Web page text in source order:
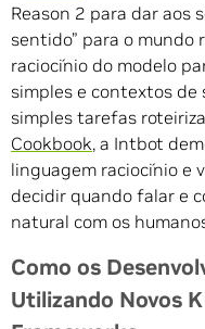
Reason 2 para dar aos
sentido” para o mundo
raciocínio do modelo
simples e contextos de
simples tarefas
Cookbook, a Intbot
linguagem raciocínio e
decidir quando falar e
natural com os
Como os
Utilizando Novos